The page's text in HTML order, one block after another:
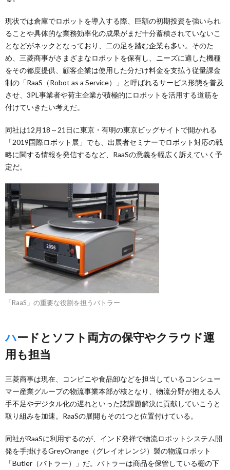
現状では倉庫でロボットを導入する際、巨額の初期投資を強いられ
ることや具体的な業務効率化の成果がまだ十分蓄積されていないこ
となどがネックとなっており、二の足を踏む企業も多い。そのた
め、三菱商事がさまざまなロボットを保有し、ニーズに適した機種
をその都度提供、顧客企業は使用した分だけ料金を支払う従量課金
制の「RaaS（Robot as a Service）」と呼ばれるサービス形態を普及
させ、3PL事業者や荷主企業が積極的にロボットを活用する道筋を
付けていきたい考えだ。
同社は12月18～21日に東京・有明の東京ビッグサイトで開かれる
「2019国際ロボット展」でも、出展者セミナーでロボット対応の戦
略に関する情報を発信するなど、RaaSの意義を幅広く訴えていく予
定だ。
「RaaS」の重要な役割を担うバトラー
ハードとソフト両方の保守やクラウド運
用も担当
三菱商事は現在、コンビニや食品卸などを担当しているコンシュー
マー産業グループの物流事業本部が核となり、物流分野が抱える人
手不足やデジタル化の遅れといった諸課題解決に貢献していこうと
取り組みを加速。RaaSの展開もその1つと位置付けている。
同社がRaaSに利用するのが、インド発祥で物流ロボットシステム開
発を手掛けるGreyOrange（グレイオレンジ）製の物流ロボット
「Butler（バトラー）」だ。バトラーは商品を保管している棚の下